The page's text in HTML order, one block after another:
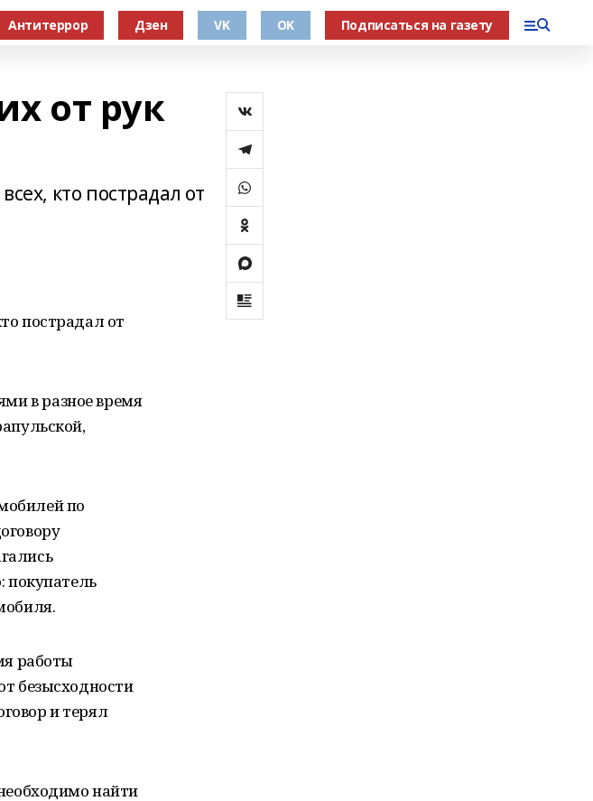
Антитеррор Дзен VK OK Подписаться на газету
от рук
кто пострадал от
пострадал от
в разное время
по
покупатель
работы
безысходности
и терял
найти